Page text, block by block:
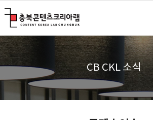
CB CKL 소식